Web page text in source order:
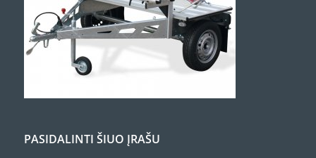
PASIDALINTI ŠIUO ĮRAŠU